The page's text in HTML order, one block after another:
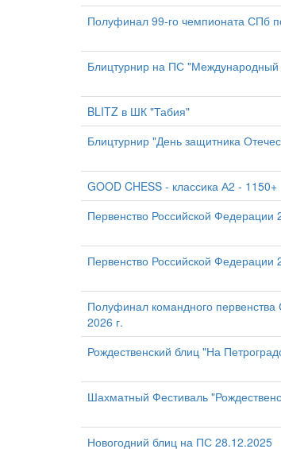
Полуфинал 99-го чемпионата СПб
Блицтурнир на ПС "Международный
BLITZ в ШК "Табия"
Блицтурнир "День защитника
GOOD CHESS - классика А2 - 1150+
Первенство Российской
Первенство Российской
Полуфинал командного
2026 г.
Рождественский блиц "На
Шахматный Фестиваль
Новогодний блиц на ПС 28.12.2025